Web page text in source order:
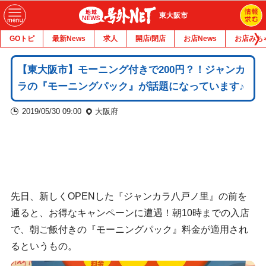
東大阪市
GOトピ 最新News 求人 開店/閉店 お店News お店みち
【東大阪市】モーニング付きで200円？！ジャンカ
ラの『モーニングパック』が話題になっています♪
2019/05/30 09:00 大阪府
先日、新しくOPENした『ジャンカラ八戸ノ里』の前を
通ると、お得なキャンペーンに遭遇！朝10時までの入店
で、朝ご飯付きの『モーニングパック』料金が適用され
るというもの。